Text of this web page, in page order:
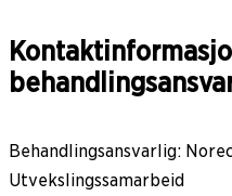
Behandlingsansvarlig:
Utvekslingssamarbeid